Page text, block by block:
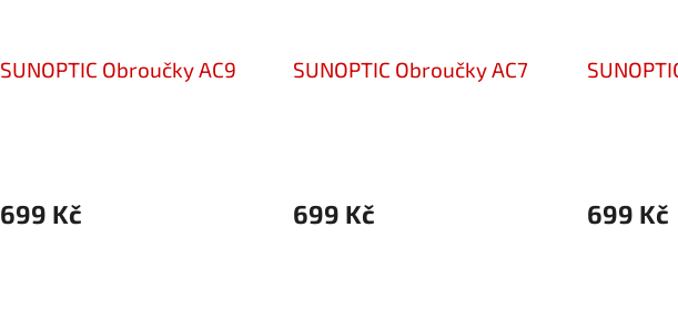
SUNOPTIC Obroučky AC9
699 Kč
SUNOPTIC Obroučky AC7
699 Kč 699 Kč